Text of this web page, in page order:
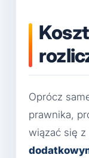
Oprócz
prawnika,
wiązać się z